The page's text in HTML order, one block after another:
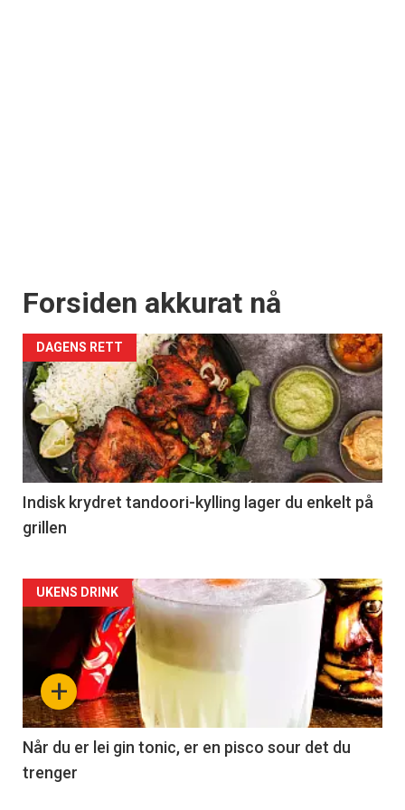
Forsiden akkurat nå
DAGENS RETT
Indisk krydret tandoori-kylling lager du enkelt på
grillen
Forsiden
akkurat
nå
-
2
+
UKENS DRINK
Når du er lei gin tonic, er en pisco sour det du
trenger